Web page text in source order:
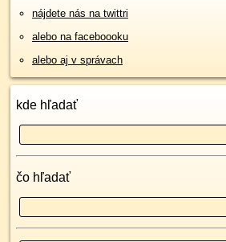
nájdete nás na twittri
alebo na faceboooku
alebo aj v správach
kde hľadať
čo hľadať